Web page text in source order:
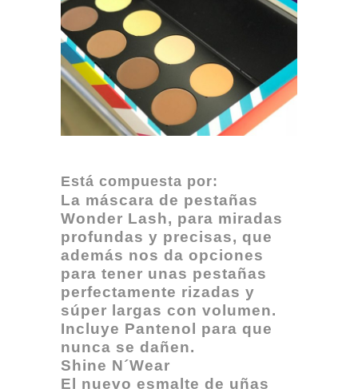
Está compuesta por:
La máscara de pestañas
Wonder Lash, para miradas
profundas y precisas, que
además nos da opciones
para tener unas pestañas
perfectamente rizadas y
súper largas con volumen.
Incluye Pantenol para que
nunca se dañen.
Shine N´Wear
El nuevo esmalte de uñas